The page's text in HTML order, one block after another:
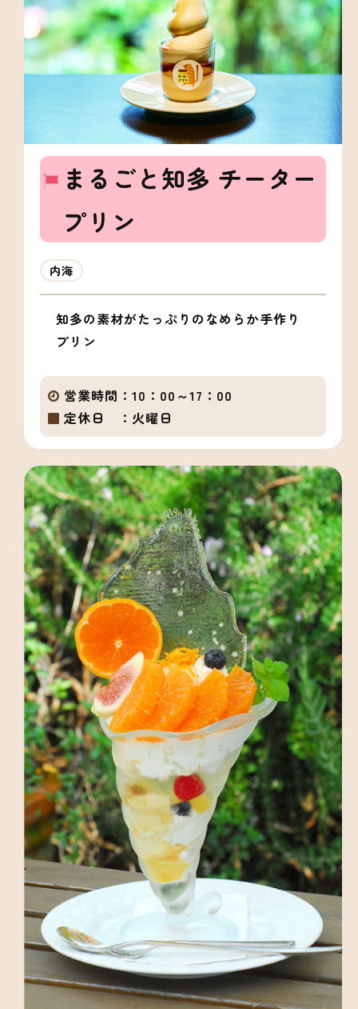
まるごと知多 チーター
プリン
内海
知多の素材がたっぷりのなめらか手作り
プリン
営業時間： 10：00～17：00
定休日 ： 火曜日